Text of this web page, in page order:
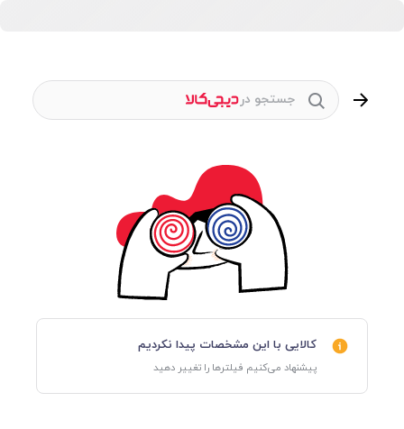
جستجو در
کالایی با این مشخصات پیدا نکردیم
پیشنهاد می‌کنیم فیلترها را تغییر دهید